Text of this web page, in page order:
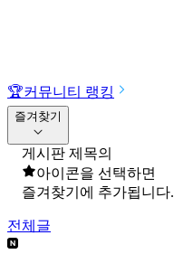
🏆커뮤니티 랭킹
즐겨찾기
게시판 제목의
아이콘을 선택하면
즐겨찾기에 추가됩니다.
전체글